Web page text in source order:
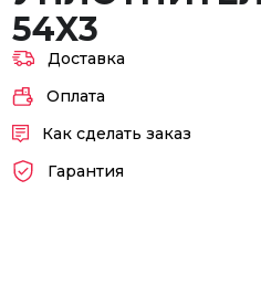
54X3
Доставка
Оплата
Как сделать заказ
Гарантия